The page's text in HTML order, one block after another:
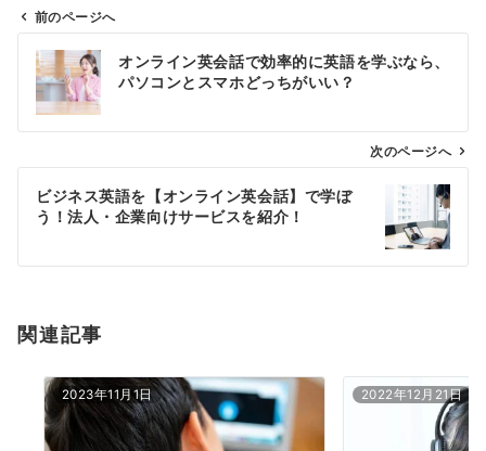
ン
前のページへ
オンライン英会話で効率的に英語を学ぶなら、
パソコンとスマホどっちがいい？
次のページへ
ビジネス英語を【オンライン英会話】で学ぼ
う！法人・企業向けサービスを紹介！
関連記事
2023年11月1日 2022年12月21日